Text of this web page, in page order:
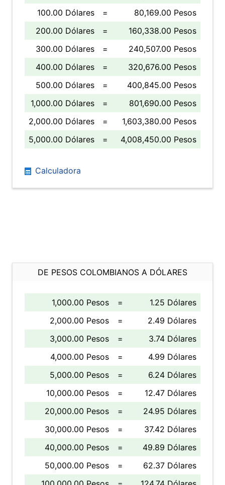
100.00 Dólares
=
80,169.00 Pesos
200.00 Dólares
=
160,338.00 Pesos
300.00 Dólares
=
240,507.00 Pesos
400.00 Dólares
=
320,676.00 Pesos
500.00 Dólares
=
400,845.00 Pesos
1,000.00 Dólares
=
801,690.00 Pesos
2,000.00 Dólares
=
1,603,380.00 Pesos
5,000.00 Dólares
= 4,008,450.00 Pesos
Calculadora
DE PESOS COLOMBIANOS A DÓLARES
1,000.00 Pesos =
1.25 Dólares
2,000.00 Pesos
=
2.49 Dólares
3,000.00 Pesos
=
3.74 Dólares
4,000.00 Pesos
=
4.99 Dólares
5,000.00 Pesos
=
6.24 Dólares
10,000.00 Pesos
=
12.47 Dólares
20,000.00 Pesos
=
24.95 Dólares
30,000.00 Pesos
=
37.42 Dólares
40,000.00 Pesos
=
49.89 Dólares
50,000.00 Pesos
=
62.37 Dólares